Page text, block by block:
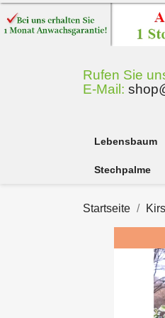
Rufen Sie
E-Mail:
Lebensbaum
Stechpalme
Startseite